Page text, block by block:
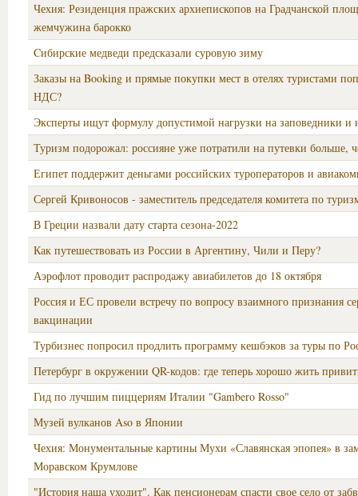
Чехия: Резиденция пражских архиепископов на Градчанской
жемчужина барокко
Cибирские медведи предсказали суровую зиму
Заказы на Booking и прямые покупки мест в отелях туристами
НДС?
Эксперты ищут формулу допустимой нагрузки на заповедники и
Туризм подорожал: россияне уже потратили на путевки больше,
Египет поддержит деньгами российских туроператоров и
Сергей Кривоносов - заместитель председателя комитета по
В Греции назвали дату старта сезона-2022
Как путешествовать из России в Аргентину, Чили и Перу?
Аэрофлот проводит распродажу авиабилетов до 18 октября
Россия и ЕС провели встречу по вопросу взаимного признания
вакцинации
Турбизнес попросил продлить программу кешбэков за туры по
Петербург в окружении QR-кодов: где теперь хорошо жить
Гид по лучшим пиццериям Италии "Gambero Rosso"
Музей вулканов Aso в Японии
Чехия: Монументальные картины Мухи «Славянская эпопея» в
Моравском Крумлове
"История наша уходит". Как пенсионерам спасти свое село от